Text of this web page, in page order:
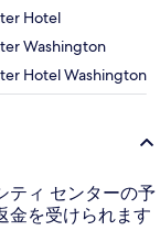
Hotel
Washington
Hotel Washington
ティ センターの予
金を受けられます